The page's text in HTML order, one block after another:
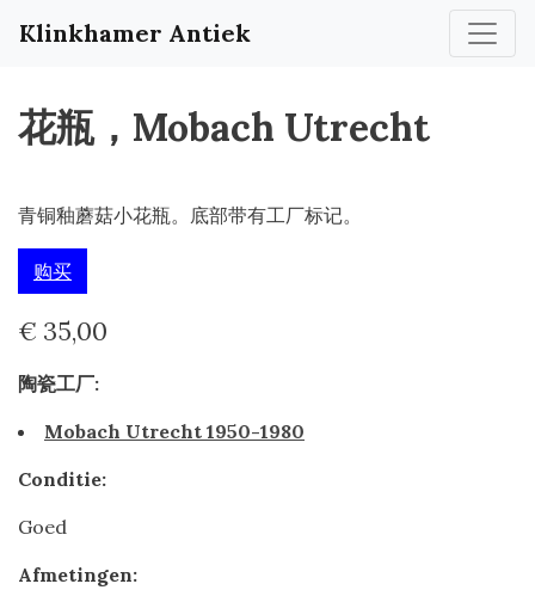
Klinkhamer Antiek
花瓶，Mobach Utrecht
青铜釉蘑菇小花瓶。底部带有工厂标记。
购买
€ 35,00
陶瓷工厂:
Mobach Utrecht 1950-1980
Conditie:
Goed
Afmetingen: